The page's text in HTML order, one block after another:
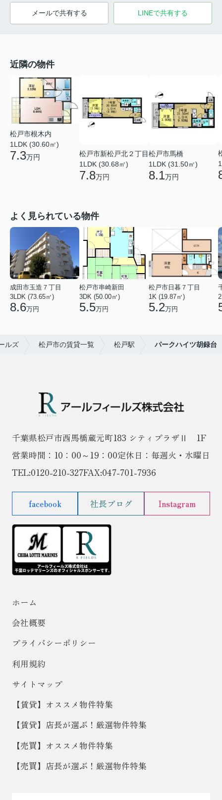
メールで共有する LINEで共有する
近隣の物件
松戸市根木内
1LDK (30.60㎡)
7.3万円
松戸市新松戸北２丁目
1LDK (30.68㎡)
7.8万円
松戸市馬橋
1LDK (31.50㎡)
8.1万円
よく見られている物件
成田市玉造７丁目
3LDK (73.65㎡)
8.6万円
松戸市串崎新田
3DK (50.00㎡)
5.5万円
松戸市日暮７丁目
1K (19.87㎡)
5.2万円
ルズ 松戸市の賃貸一覧 松戸駅 パークハイツ胡録台
千葉県松戸市西馬橋蔵元町183 シティプラザⅡ 1F
営業時間：10：00～19：00定休日：毎週火・水曜日
TEL:0120-210-327FAX:047-701-7936
facebook 社長ブログ Instagram
ホーム
会社概要
プライバシーポリシー
利用規約
サイトマップ
【賃貸】オススメ物件特集
【賃貸】店長が選ぶ！厳選物件特集
【売買】オススメ物件特集
【売買】店長が選ぶ！厳選物件特集